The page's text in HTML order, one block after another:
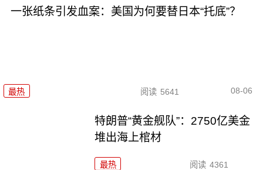
一张纸条引发血案：美国为何要替日本“托底”？
最热 阅读 5641 08-06
特朗普“黄金舰队”：2750亿美金
堆出海上棺材
最热 阅读 4361